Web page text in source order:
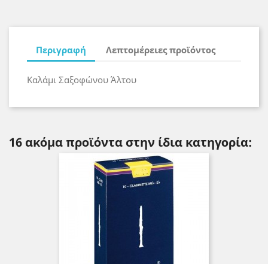
Περιγραφή Λεπτομέρειες προϊόντος
Καλάμι Σαξοφώνου Άλτου
16 ακόμα προϊόντα στην ίδια κατηγορία: